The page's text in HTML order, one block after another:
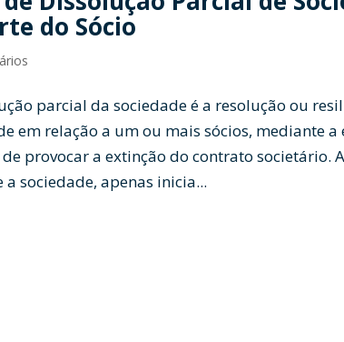
do Sócio
parcial da sociedade é a resolução ou
em relação a um ou mais sócios, mediante
de provocar a extinção do contrato societário.
a sociedade, apenas inicia...